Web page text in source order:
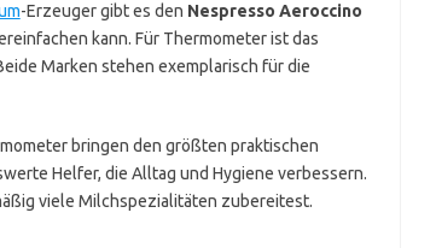
-Erzeuger gibt es den Nespresso Aeroccino
kann. Für Thermometer ist das
Marken stehen exemplarisch für die
bringen den größten praktischen
Helfer, die Alltag und Hygiene verbessern.
viele Milchspezialitäten zubereitest.